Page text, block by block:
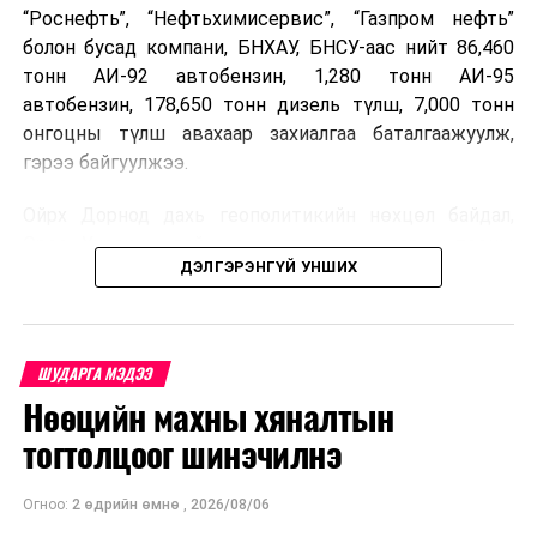
“Роснефть”, “Нефтьхимисервис”, “Газпром нефть”
болон бусад компани, БНХАУ, БНСУ-аас нийт 86,460
тонн АИ-92 автобензин, 1,280 тонн АИ-95
автобензин, 178,650 тонн дизель түлш, 7,000 тонн
онгоцны түлш авахаар захиалгаа баталгаажуулж,
гэрээ байгуулжээ.
Орос, Украины дайнаас шалтгаалсан газрын тосны
үнийн өсөлт дэлхийн зах зээлд буураагүй байна.
дахин өсөж, ОХУ болон бусад эх үүсвэрээс худалдан
авах шатахууны үнэ 1,200-2,000 ам.долларт хүрчээ.
Иймд дотоодын зах зээл дэх үнийн өсөлтийг
сааруулахын тулд гаалийн болон онцгой албан
татварыг тэглэх шаардлага үүссэнийг салбарын сайд
танилцуулсан байна.
ДЭЛГЭРЭНГҮЙ УНШИХ
ШУДАРГА МЭДЭЭ
Нөөцийн махны хяналтын
тогтолцоог шинэчилнэ
Огноо: 2 өдрийн өмнө , 2026/08/06